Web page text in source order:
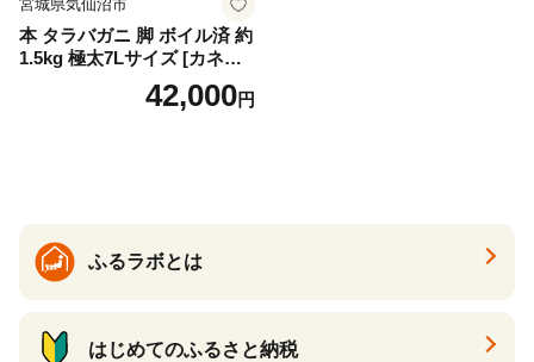
宮城県気仙沼市
本 タラバガニ 脚 ボイル済 約
1.5kg 極太7Lサイズ [カネダ
イ 宮城県 気仙沼市 2056432
6] カニ かに 蟹 たらばがに た
42,000円
ふるラボとは
はじめてのふるさと納税